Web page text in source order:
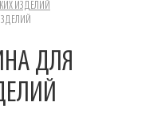
ИЗДЕЛИЙ
ДЛЯ